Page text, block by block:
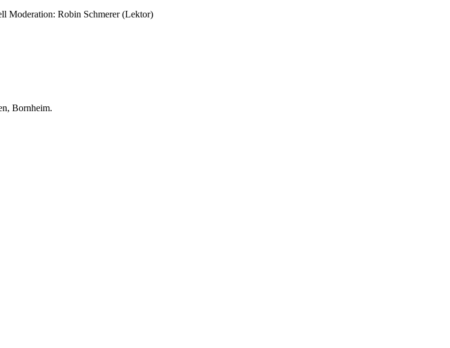
Moderation: Robin Schmerer (Lektor)
Bornheim.